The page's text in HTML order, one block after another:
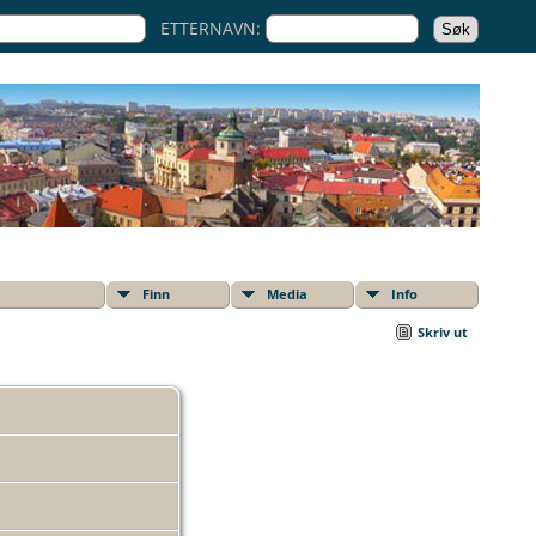
ETTERNAVN:
Finn Media Info
Skriv ut